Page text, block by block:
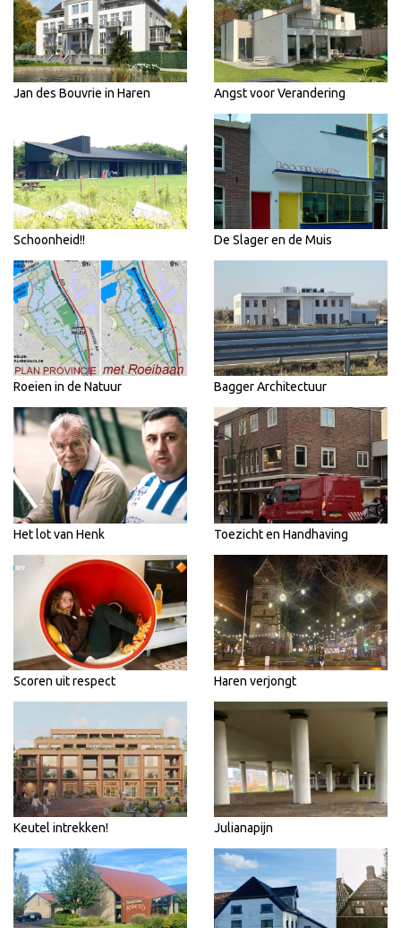
Jan des Bouvrie in Haren Angst voor Verandering
Schoonheid!! De Slager en de Muis
Roeien in de Natuur Bagger Architectuur
Het lot van Henk Toezicht en Handhaving
Scoren uit respect Haren verjongt
Keutel intrekken! Julianapijn